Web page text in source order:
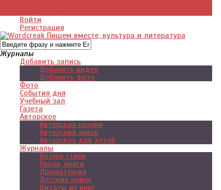
Войти
Регистрация
Журналы
Добавить запись
Добавить видео
Добавить фото
Фото
События дня
Учебный зал
Газета
Авторское
Авторская поэзия
Авторский юмор
Авторское для детей
Журналы
Поэзия стихи
Проза, книги
Драматургия
Детские книги
Цитаты из книг